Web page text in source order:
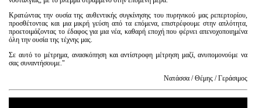
Κρατώντας την ουσία της αυθεντικής συγκίνησης του πυρηνικού μας ρεπερτορίου,
προσθέτοντας και μια μικρή γεύση από τα επόμενα, επιστρέφουμε στην απλότητα,
προετοιμάζοντας το έδαφος για μια νέα, καθαρή εποχή που φέρνει απενοχοποιημένα
όλη την ουσία της τέχνης μας.
Σε αυτό το μέτρημα, ανασκόπηση και αντίστροφη μέτρηση μαζί, ανυπομονούμε να
σας συναντήσουμε."
Νατάσσα / Θέμης / Γεράσιμος